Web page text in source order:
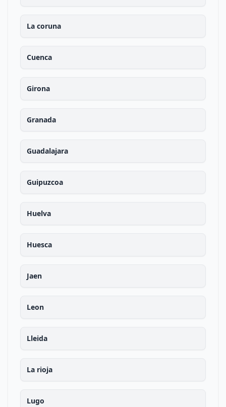
La coruna
Cuenca
Girona
Granada
Guadalajara
Guipuzcoa
Huelva
Huesca
Jaen
Leon
Lleida
La rioja
Lugo